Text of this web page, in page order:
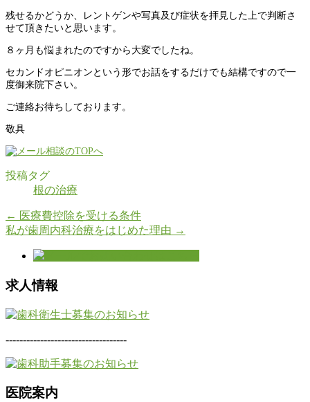
残せるかどうか、レントゲンや写真及び症状を拝見した上で判断さ
せて頂きたいと思います。
８ヶ月も悩まれたのですから大変でしたね。
セカンドオピニオンという形でお話をするだけでも結構ですので一
度御来院下さい。
ご連絡お待ちしております。
敬具
投稿タグ
根の治療
← 医療費控除を受ける条件
私が歯周内科治療をはじめた理由 →
求人情報
-----------------------------------
医院案内